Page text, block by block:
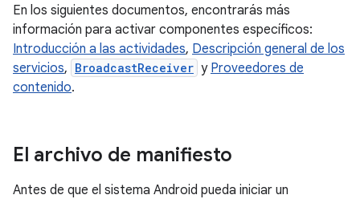
En los siguientes documentos, encontrarás más
información para activar componentes específicos:
Introducción a las actividades, Descripción general de los
servicios, BroadcastReceiver y Proveedores de
contenido.
El archivo de manifiesto
Antes de que el sistema Android pueda iniciar un